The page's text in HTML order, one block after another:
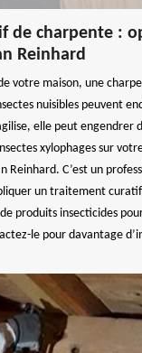
de charpente :
Reinhard
votre maison, une
nuisibles peuvent
elle peut engendrer
xylophages sur
Reinhard. C’est un
un traitement
produits insecticides
le pour davantage